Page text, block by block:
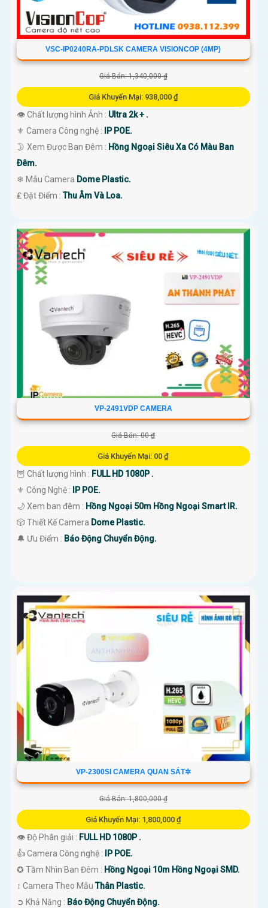
VSC-IP0240RA-PDLSK CAMERA VISIONCOP (4MP)
Giá Bán: 1,340,000 ₫
Giá Khuyến Mại: 938,000 ₫
👁 Chất lượng hình Ảnh : Ultra 2k + .
⚜️ Camera Công nghệ : IP POE.
🌛 Xem Được Ban Đêm : Hồng Ngoại Siêu Xa Có Màu Ban
Ðêm.
❄ Mẫu Camera Dome Plastic.
️₤ Đặt Điểm :Thu Âm Và Loa.
VP-2491VDP CAMERA
Giá Bán: 00 ₫
Giá Khuyến Mại: 00 ₫
🦉 Chất lượng hình : FULL HD 1080P .
⚜️ Công Nghệ :
IP POE.
🌙 Xem ban đêm : Hồng Ngoại 50m Hồng Ngoại Smart IR.
🎲 Thiết Kế Camera Dome Plastic.
️🔔 Ưu Điểm : Báo Động Chuyển Động.
VP-2300SI CAMERA QUAN SÁT✲
Giá Bán: 1,800,000 ₫
Giá Khuyến Mại: 1,800,000 ₫
👁 Độ Phân giải : FULL HD 1080P .
👍 Camera Công nghệ :
IP POE.
✪ Tầm Nhìn Ban Đêm : Hồng Ngoại 10m Hồng Ngoại SMD.
↕️ Camera Theo MẫuThân Plastic.
️➲ Khả Năng : Báo Động Chuyển Động.